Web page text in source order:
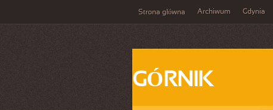
Strona główna Archiwum Gdynia
GÓRNIK